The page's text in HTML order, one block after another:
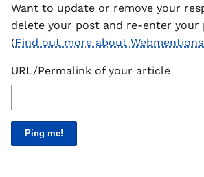
Want to update or remove your
delete your post and re-enter your
(Find out more about
URL/Permalink of your article